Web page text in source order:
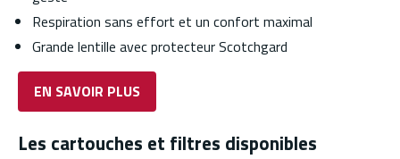
Respiration sans effort et un confort maximal
Grande lentille avec protecteur Scotchgard
EN SAVOIR PLUS
Les cartouches et filtres disponibles